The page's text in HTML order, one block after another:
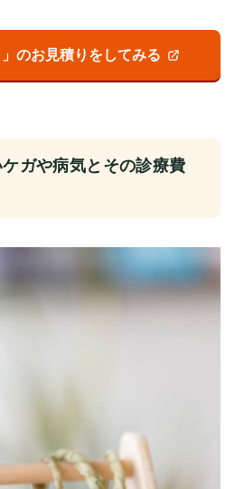
」のお見積りをしてみる
ガや病気とその診療費